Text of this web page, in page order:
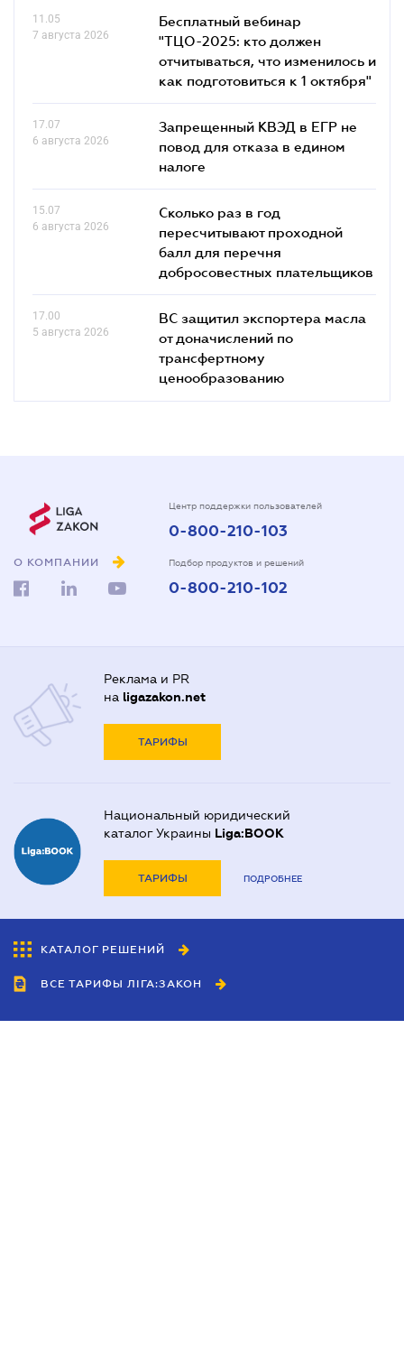
11.05
7 августа 2026
Бесплатный вебинар
"ТЦО-2025: кто должен
отчитываться, что изменилось и
как подготовиться к 1 октября"
17.07
6 августа 2026
Запрещенный КВЭД в ЕГР не
повод для отказа в едином
налоге
15.07
6 августа 2026
Сколько раз в год
пересчитывают проходной
балл для перечня
добросовестных плательщиков
17.00
5 августа 2026
ВС защитил экспортера масла
от доначислений по
трансфертному
ценообразованию
О КОМПАНИИ
Центр поддержки пользователей
0-800-210-103
Подбор продуктов и решений
0-800-210-102
Реклама и PR
на ligazakon.net
ТАРИФЫ
Национальный юридический
каталог Украины Liga:BOOK
ТАРИФЫ ПОДРОБНЕЕ
КАТАЛОГ РЕШЕНИЙ
ВСЕ ТАРИФЫ ЛІГА:ЗАКОН